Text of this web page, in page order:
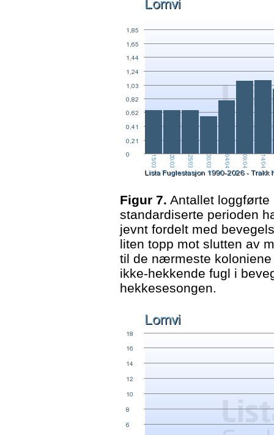
Figur 7. Antallet
standardiserte perioden
jevnt fordelt med
liten topp mot slutten av
til de nærmeste
ikke-hekkende fugl i
hekkesesongen.